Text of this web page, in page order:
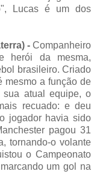
Lucas é um dos
- Companheiro
herói da mesma,
brasileiro. Criado
mesmo a função de
sua atual equipe, o
recuado: e deu
jogador havia sido
pagou 31
tornando-o volante
o Campeonato
um gol na